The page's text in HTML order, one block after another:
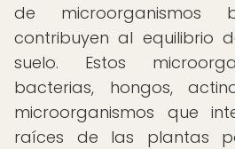
de microorganismos
contribuyen al equilibrio
suelo. Estos
bacterias, hongos,
microorganismos que
raíces de las plantas